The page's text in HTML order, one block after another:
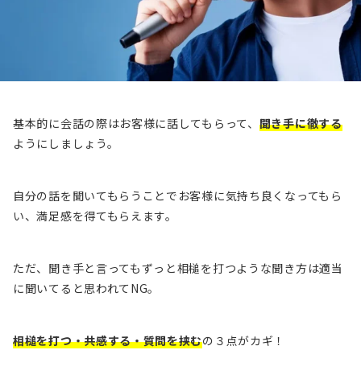
基本的に会話の際はお客様に話してもらって、 聞き手に徹する
ようにしましょう。
自分の話を聞いてもらうことでお客様に気持ち良くなってもら
い、満足感を得てもらえます。
ただ、聞き手と言ってもずっと相槌を打つような聞き方は適当
に聞いてると思われてNG。
相槌を打つ・共感する・質問を挟むの３点がカギ！